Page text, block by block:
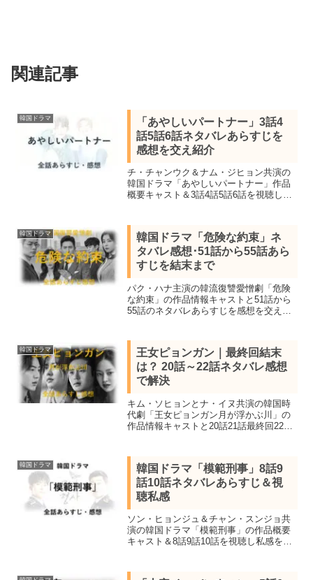
関連記事
韓国ドラマ
「あやしいパートナー」3話4
話5話6話ネタバレあらすじを
感想を交え紹介
チ・チャンウク＆ナム・ジヒョン共演の
韓国ドラマ「あやしいパートナー」作品
概要キャスト＆3話4話5話6話を視聴し感
法廷ラブコメディ。
韓国ドラマ
韓国ドラマ「危険な約束」ネ
タバレ感想･51話から55話あら
すじを結末まで
パク・ハナ主演の韓流復讐愛憎劇「危険
な約束」の作品情報キャストと51話から
55話のネタバレあらすじを感想を交え結
払わせるべく復讐を誓い7年後にスタイリ
ストして接近する。
韓国ドラマ
王女ピョンガン｜最終回結末
は？ 20話～22話ネタバレ感想
で解決
キム・ソヒョンとナ・イヌ共演の韓国時
代劇「王女ピョンガン月が浮かぶ川」の
作品情報キャストと20話21話最終回22話
めに戦うピョンガン王女と純朴な青年タ
ルの真実の愛の物語
韓国ドラマ
韓国ドラマ「模範刑事」8話9
話10話ネタバレあらすじ＆視
聴私感
ソン・ヒョンジュ＆チャン・スンジョ共
演の韓国ドラマ「模範刑事」の作品概要
キャスト＆8話9話10話を視聴し私感を交
真実を暴く。